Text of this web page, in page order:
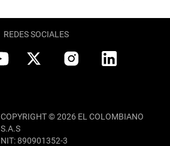
REDES SOCIALES
COPYRIGHT © 2026 EL COLOMBIANO
S.A.S
NIT: 890901352-3